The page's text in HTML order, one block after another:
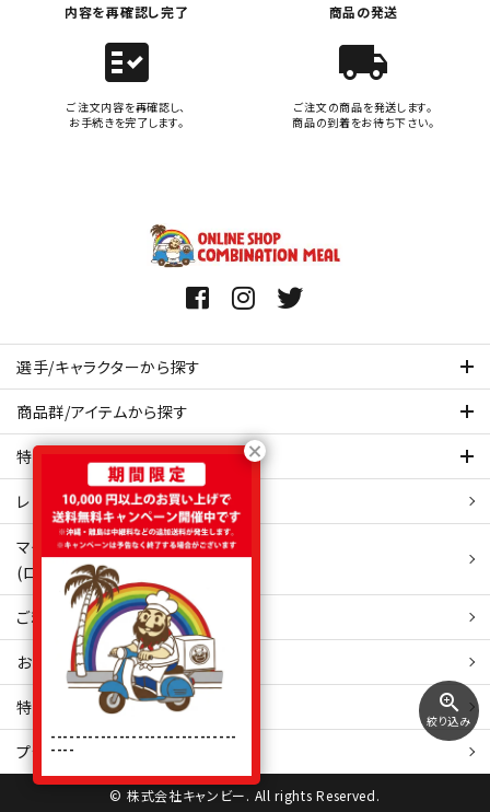
zoom_in
絞り込み
内容を再確認し完了
fact_check
ご注文内容を再確認し、
お手続きを完了します。
商品の発送
local_shipping
ご注文の商品を発送します。
商品の到着をお待ち下さい。
選手/キャラクターから探す
商品群/アイテムから探す
特集ページを見てみる
レビュー・口コミ 一覧ページ
マイアカウント
(ログイン/新規会員登録)
ご利用ガイド
お問い合わせ
特定商取引 法表示
プライバシーポリシー
© 株式会社キャンビー. All rights Reserved.
------------------------------
----